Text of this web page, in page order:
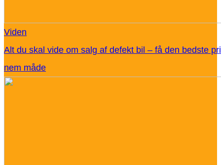
Viden
Alt du skal vide om salg af defekt bil – få den bedste
nem måde